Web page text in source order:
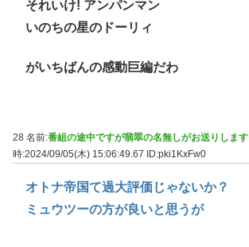
それいけ! アンパンマン
いのちの星のドーリィ
がいちばんの感動巨編だわ
28 名前:番組の途中ですが翡翠の名無しがお送りします
時:2024/09/05(木) 15:06:49.67
ID:pki1KxFw0
オトナ帝国て過大評価じゃないか？
ミュウツーの方が良いと思うが